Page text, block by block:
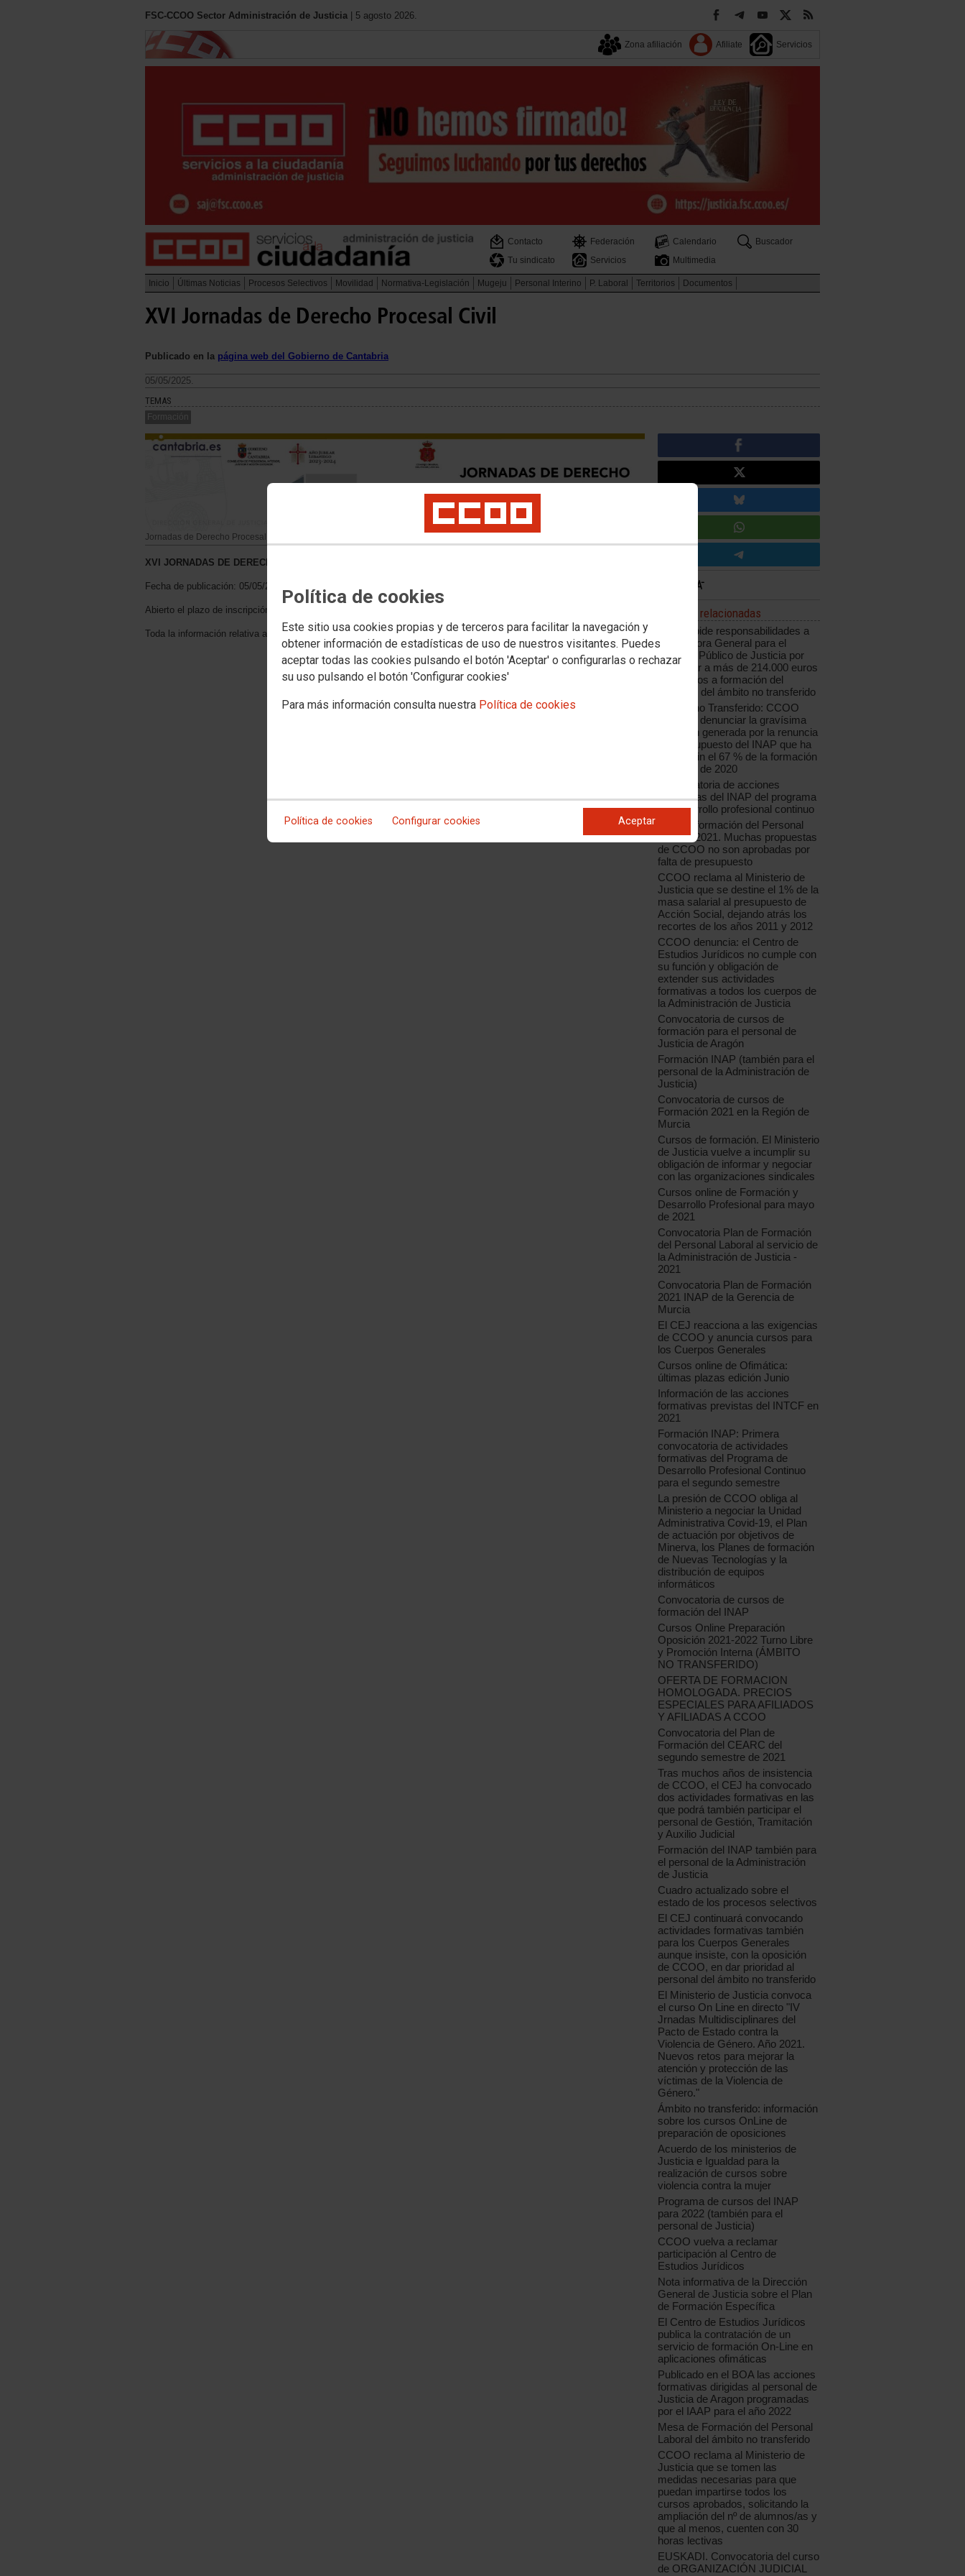
Política de cookies
Este sitio usa cookies propias y de terceros para facilitar la navegación y
obtener información de estadísticas de uso de nuestros visitantes. Puedes
aceptar todas las cookies pulsando el botón 'Aceptar' o configurarlas o rechazar
su uso pulsando el botón 'Configurar cookies'
Para más información consulta nuestra Política de cookies
Política de cookies Configurar cookies Aceptar
FSC-CCOO Sector Administración de Justicia | 5 agosto 2026.
Zona afiliación Afiliate Servicios
Contacto Federación Calendario
Buscador
Tu sindicato
Servicios Multimedia
Inicio Últimas Noticias Procesos Selectivos Movilidad Normativa-Legislación Mugeju Personal Interino P. Laboral Territorios Documentos
XVI Jornadas de Derecho Procesal Civil
Publicado en la página web del Gobierno de Cantabria
05/05/2025.
TEMAS
Formación
Jornadas de Derecho Procesal Civil
XVI JORNADAS DE DERECHO PROCESAL CIVIL
Fecha de publicación: 05/05/2025
Abierto el plazo de inscripción para las XVI Jornadas de Derecho Procesal Civil
Toda la información relativa a las mismas, así como el formulario para inscribirse, lo encontrarán eneste enlace
Noticias relacionadas
CCOO pide responsabilidades a
la Directora General para el
Servicio Público de Justicia por
renunciar a más de 214.000 euros
destinados a formación del
personal del ámbito no transferido
Ámbito no Transferido: CCOO
vuelve a denunciar la gravísima
situación generada por la renuncia
del presupuesto del INAP que ha
dejado sin el 67 % de la formación
continua de 2020
Convocatoria de acciones
formativas del INAP del programa
de desarrollo profesional continuo
Plan de formación del Personal
Laboral 2021. Muchas propuestas
de CCOO no son aprobadas por
falta de presupuesto
CCOO reclama al Ministerio de
Justicia que se destine el 1% de la
masa salarial al presupuesto de
Acción Social, dejando atrás los
recortes de los años 2011 y 2012
CCOO denuncia: el Centro de
Estudios Jurídicos no cumple con
su función y obligación de
extender sus actividades
formativas a todos los cuerpos de
la Administración de Justicia
Convocatoria de cursos de
formación para el personal de
Justicia de Aragón
Formación INAP (también para el
personal de la Administración de
Justicia)
Convocatoria de cursos de
Formación 2021 en la Región de
Murcia
Cursos de formación. El Ministerio
de Justicia vuelve a incumplir su
obligación de informar y negociar
con las organizaciones sindicales
Cursos online de Formación y
Desarrollo Profesional para mayo
de 2021
Convocatoria Plan de Formación
del Personal Laboral al servicio de
la Administración de Justicia -
2021
Convocatoria Plan de Formación
2021 INAP de la Gerencia de
Murcia
El CEJ reacciona a las exigencias
de CCOO y anuncia cursos para
los Cuerpos Generales
Cursos online de Ofimática:
últimas plazas edición Junio
Información de las acciones
formativas previstas del INTCF en
2021
Formación INAP: Primera
convocatoria de actividades
formativas del Programa de
Desarrollo Profesional Continuo
para el segundo semestre
La presión de CCOO obliga al
Ministerio a negociar la Unidad
Administrativa Covid-19, el Plan
de actuación por objetivos de
Minerva, los Planes de formación
de Nuevas Tecnologías y la
distribución de equipos
informáticos
Convocatoria de cursos de
formación del INAP
Cursos Online Preparación
Oposición 2021-2022 Turno Libre
y Promoción Interna (ÁMBITO
NO TRANSFERIDO)
OFERTA DE FORMACION
HOMOLOGADA. PRECIOS
ESPECIALES PARA AFILIADOS
Y AFILIADAS A CCOO
Convocatoria del Plan de
Formación del CEARC del
segundo semestre de 2021
Tras muchos años de insistencia
de CCOO, el CEJ ha convocado
dos actividades formativas en las
que podrá también participar el
personal de Gestión, Tramitación
y Auxilio Judicial
Formación del INAP también para
el personal de la Administración
de Justicia
Cuadro actualizado sobre el
estado de los procesos selectivos
El CEJ continuará convocando
actividades formativas también
para los Cuerpos Generales
aunque insiste, con la oposición
de CCOO, en dar prioridad al
personal del ámbito no transferido
El Ministerio de Justicia convoca
el curso On Line en directo "IV
Jrnadas Multidisciplinares del
Pacto de Estado contra la
Violencia de Género. Año 2021.
Nuevos retos para mejorar la
atención y protección de las
víctimas de la Violencia de
Género."
Ámbito no transferido: información
sobre los cursos OnLine de
preparación de oposiciones
Acuerdo de los ministerios de
Justicia e Igualdad para la
realización de cursos sobre
violencia contra la mujer
Programa de cursos del INAP
para 2022 (también para el
personal de Justicia)
CCOO vuelva a reclamar
participación al Centro de
Estudios Jurídicos
Nota informativa de la Dirección
General de Justicia sobre el Plan
de Formación Específica
El Centro de Estudios Jurídicos
publica la contratación de un
servicio de formación On-Line en
aplicaciones ofimáticas
Publicado en el BOA las acciones
formativas dirigidas al personal de
Justicia de Aragon programadas
por el IAAP para el año 2022
Mesa de Formación del Personal
Laboral del ámbito no transferido
CCOO reclama al Ministerio de
Justicia que se tomen las
medidas necesarias para que
puedan impartirse todos los
cursos aprobados, solicitando la
ampliación del nº de alumnos/as y
que al menos, cuenten con 30
horas lectivas
EUSKADI. Convocatoria del curso
de ORGANIZACIÓN JUDICIAL